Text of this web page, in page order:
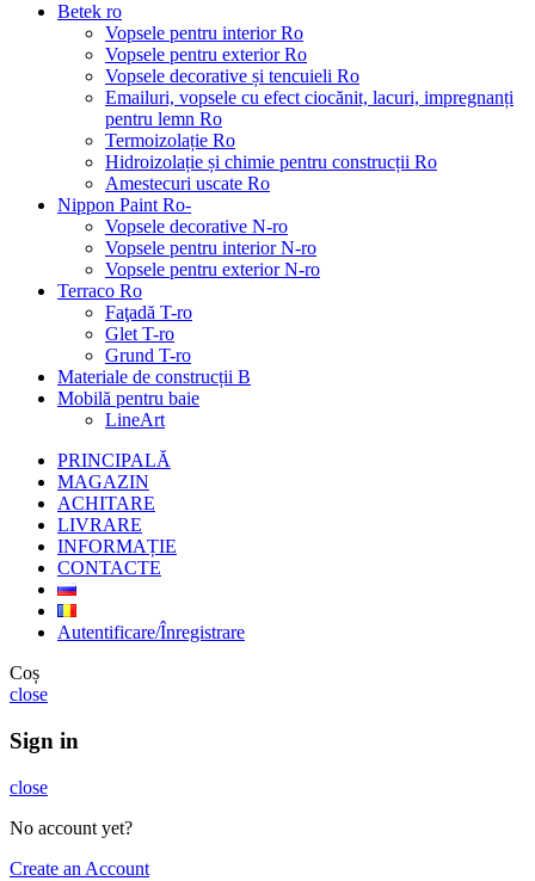
Betek ro
Vopsele pentru interior Ro
Vopsele pentru exterior Ro
Vopsele decorative și tencuieli Ro
Emailuri, vopsele cu efect ciocănit, lacuri, impregnanți
pentru lemn Ro
Termoizolație Ro
Hidroizolație și chimie pentru construcții Ro
Amestecuri uscate Ro
Nippon Paint Ro-
Vopsele decorative N-ro
Vopsele pentru interior N-ro
Vopsele pentru exterior N-ro
Terraco Ro
Faţadă T-ro
Glet T-ro
Grund T-ro
Materiale de construcții B
Mobilă pentru baie
LineArt
PRINCIPALĂ
MAGAZIN
ACHITARE
LIVRARE
INFORMAȚIE
CONTACTE
Autentificare/Înregistrare
Coș
close
Sign in
close
No account yet?
Create an Account